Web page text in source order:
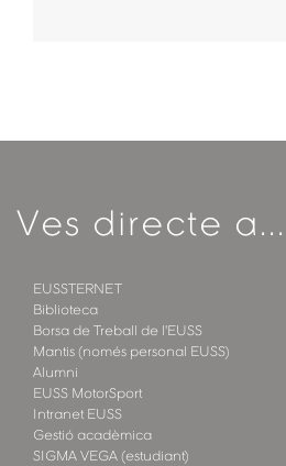
Ves directe a...
EUSSTERNET
Biblioteca
Borsa de Treball de l'EUSS
Mantis (només personal EUSS)
Alumni
EUSS MotorSport
Intranet EUSS
Gestió acadèmica
SIGMA VEGA (estudiant)